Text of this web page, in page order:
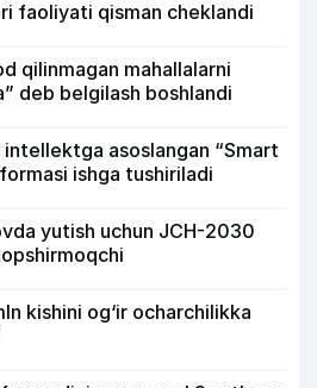
faoliyati qisman cheklandi
qilinmagan mahallalarni
deb belgilash boshlandi
intellektga asoslangan “Smart
ishga tushiriladi
yutish uchun JCH-2030
kishini og‘ir ocharchilikka